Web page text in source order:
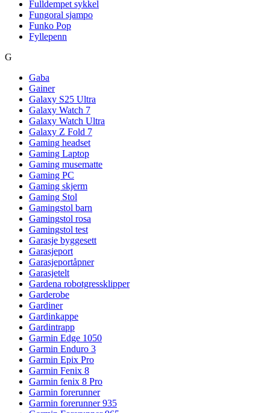
Fulldempet sykkel
Fungoral sjampo
Funko Pop
Fyllepenn
G
Gaba
Gainer
Galaxy S25 Ultra
Galaxy Watch 7
Galaxy Watch Ultra
Galaxy Z Fold 7
Gaming headset
Gaming Laptop
Gaming musematte
Gaming PC
Gaming skjerm
Gaming Stol
Gamingstol barn
Gamingstol rosa
Gamingstol test
Garasje byggesett
Garasjeport
Garasjeportåpner
Garasjetelt
Gardena robotgressklipper
Garderobe
Gardiner
Gardinkappe
Gardintrapp
Garmin Edge 1050
Garmin Enduro 3
Garmin Epix Pro
Garmin Fenix 8
Garmin fenix 8 Pro
Garmin forerunner
Garmin forerunner 935